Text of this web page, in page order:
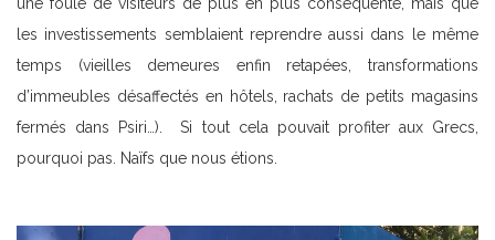
les investissements semblaient reprendre aussi dans le même
temps (vieilles demeures enfin retapées, transformations
d’immeubles désaffectés en hôtels, rachats de petits magasins
fermés dans Psiri…). Si tout cela pouvait profiter aux Grecs,
pourquoi pas. Naïfs que nous étions.